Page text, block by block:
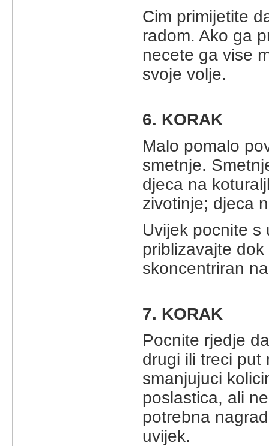
Cim primijetite
radom. Ako ga
necete ga vise
svoje volje.
6. KORAK
Malo pomalo
smetnje.
djeca na
zivotinje; djeca
Uvijek pocnite s
priblizavajte
skoncentriran
7. KORAK
Pocnite rjedje
drugi ili treci put
smanjujuci
poslastica, ali
potrebna
uvijek.